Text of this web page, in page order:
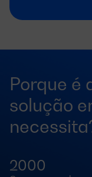
Porque é
solução
2000